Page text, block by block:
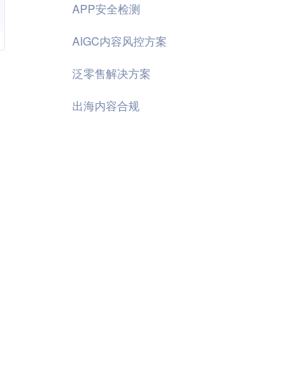
控
APP安全检测
AIGC内容风控方案
泛零售解决方案
出海内容合规